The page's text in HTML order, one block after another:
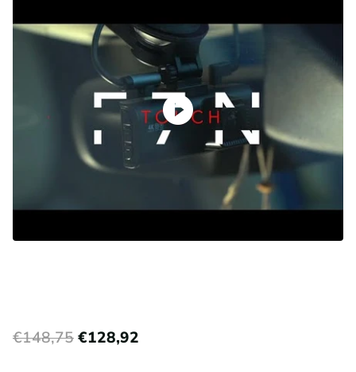
€148,75€128,92